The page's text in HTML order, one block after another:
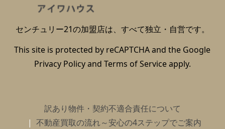
センチュリー21の加盟店は、すべて独立・自営です。
This site is protected by reCAPTCHA and the Google
Privacy Policyand Terms of Serviceapply.
訳あり物件・契約不適合責任について
不動産買取の流れ～安心の4ステップでご案内